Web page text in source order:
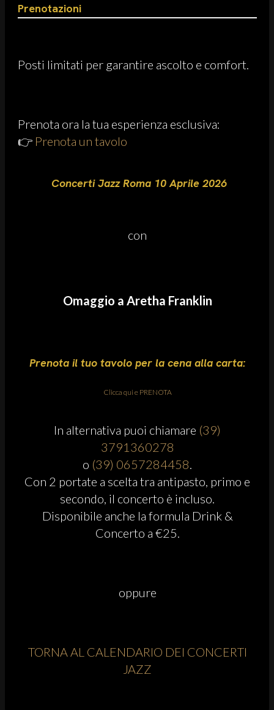
Prenotazioni
Posti limitati per garantire ascolto e comfort.
Prenota ora la tua esperienza esclusiva:
👉 Prenota un tavolo
Concerti Jazz Roma 10 Aprile 2026
con
Omaggio a Aretha Franklin
Prenota il tuo tavolo per la cena alla carta:
Clicca qui e PRENOTA
In alternativa puoi chiamare (39)
3791360278
o (39) 0657284458.
Con 2 portate a scelta tra antipasto, primo e
secondo, il concerto è incluso.
Disponibile anche la formula Drink &
Concerto a €25.
oppure
TORNA AL CALENDARIO DEI CONCERTI
JAZZ